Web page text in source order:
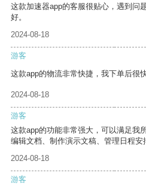
这款加速器app的客服很贴心，遇到问
好。
2024-08-18
游客
这款app的物流非常快捷，我下单后很
2024-08-18
游客
这款app的功能非常强大，可以满足我
编辑文档、制作演示文稿、管理日程安
2024-08-18
游客